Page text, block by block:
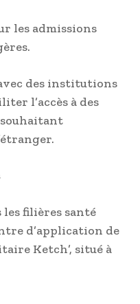
les admissions
des institutions
l’accès à des
filières santé
d’application de
Ketch’, situé à